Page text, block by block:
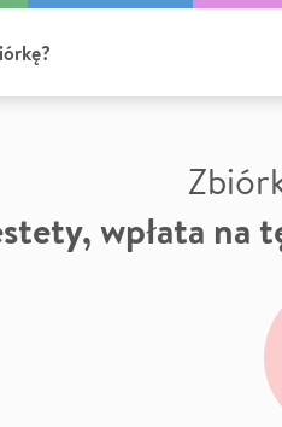
wpłata na